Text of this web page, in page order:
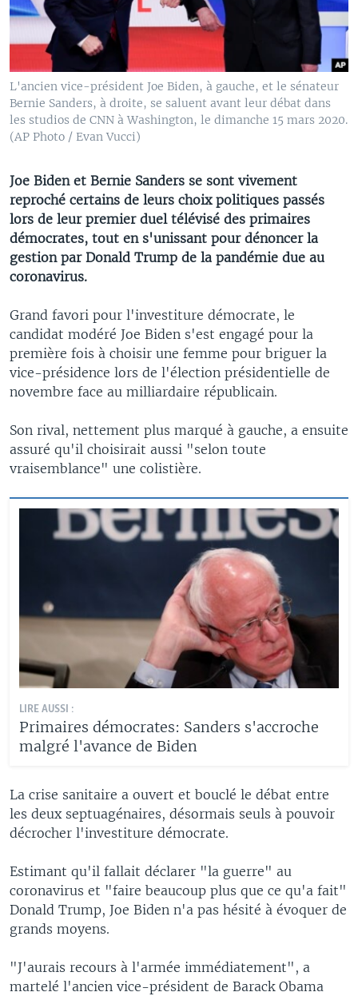
L'ancien vice-président Joe Biden, à gauche, et le sénateur
Bernie Sanders, à droite, se saluent avant leur débat dans
les studios de CNN à Washington, le dimanche 15 mars 2020.
(AP Photo / Evan Vucci)
Joe Biden et Bernie Sanders se sont vivement
reproché certains de leurs choix politiques passés
lors de leur premier duel télévisé des primaires
démocrates, tout en s'unissant pour dénoncer la
gestion par Donald Trump de la pandémie due au
coronavirus.
Grand favori pour l'investiture démocrate, le
candidat modéré Joe Biden s'est engagé pour la
première fois à choisir une femme pour briguer la
vice-présidence lors de l'élection présidentielle de
novembre face au milliardaire républicain.
Son rival, nettement plus marqué à gauche, a ensuite
assuré qu'il choisirait aussi "selon toute
vraisemblance" une colistière.
LIRE AUSSI :
Primaires démocrates: Sanders s'accroche
malgré l'avance de Biden
La crise sanitaire a ouvert et bouclé le débat entre
les deux septuagénaires, désormais seuls à pouvoir
décrocher l'investiture démocrate.
Estimant qu'il fallait déclarer "la guerre" au
coronavirus et "faire beaucoup plus que ce qu'a fait"
Donald Trump, Joe Biden n'a pas hésité à évoquer de
grands moyens.
"J'aurais recours à l'armée immédiatement", a
martelé l'ancien vice-président de Barack Obama